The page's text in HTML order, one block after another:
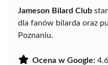
Jameson Bilard Club
dla fanów bilarda oraz
Poznaniu.
Ocena w Google: 4.6